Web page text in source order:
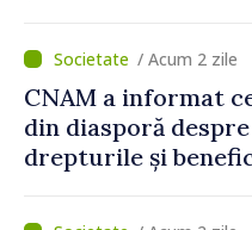
/ Acum 2 zile
CNAM a informat
din diasporă despre
drepturile și